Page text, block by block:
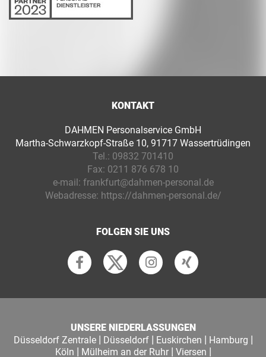
KONTAKT
DAHMEN Personalservice GmbH
Martha-Schwarzkopf-Straße 10, 91717 Wassertrüdingen
Tel.: 09832 701410
Fax: 0211 876 678 10
e-mail: frankfurt@dahmen-personal.de
Webadresse: https://dahmen-personal.de/
FOLGEN SIE UNS
UNSERE NIEDERLASSUNGEN
Düsseldorf Zentrale| Düsseldorf| Euskirchen | Hamburg |
Köln | Mülheim an der Ruhr| Viersen |